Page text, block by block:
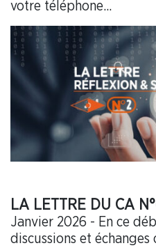
votre téléphone...
LA LETTRE DU CA
Janvier 2026 - En ce
discussions et